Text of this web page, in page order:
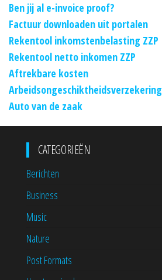
Ben jij al e-invoice proof?
Factuur downloaden uit portalen
Rekentool inkomstenbelasting ZZP
Rekentool netto inkomen ZZP
Aftrekbare kosten
Arbeidsongeschiktheidsverzekering
Auto van de zaak
CATEGORIEËN
Berichten
Business
Music
Nature
Post Formats